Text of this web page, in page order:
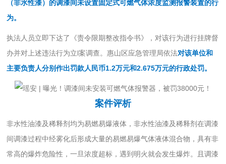
（非水性漆）的调漆间未设置固定式可燃气体浓度监测报警装置的行
为。
执法人员立即下达了《责令限期整改指令书》，对该行为进行挂牌督
办并对上述违法行为立l案调查。惠山区应急管理局依法对该单位和
主要负责人分别作出罚款人民币1.2万元和2.675万元的行政处罚。
案件评析
非水性油漆及稀释剂均为易燃易爆液体，非水性油漆及稀释剂在调漆
间调漆过程中经雾化后形成大量的易燃易爆气体液体混合物，具有非
常高的爆炸危险性，一旦浓度超标，遇到明火就会发生爆炸。且调漆